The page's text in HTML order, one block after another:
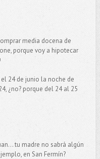
media docena de
porque voy a hipotecar
el 24 de junio la noche de
¿no? porque del 24 al 25
tu madre no sabrá algún
en San Fermín?